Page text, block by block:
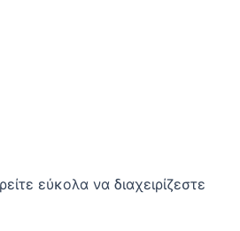
εύκολα να διαχειρίζεστε